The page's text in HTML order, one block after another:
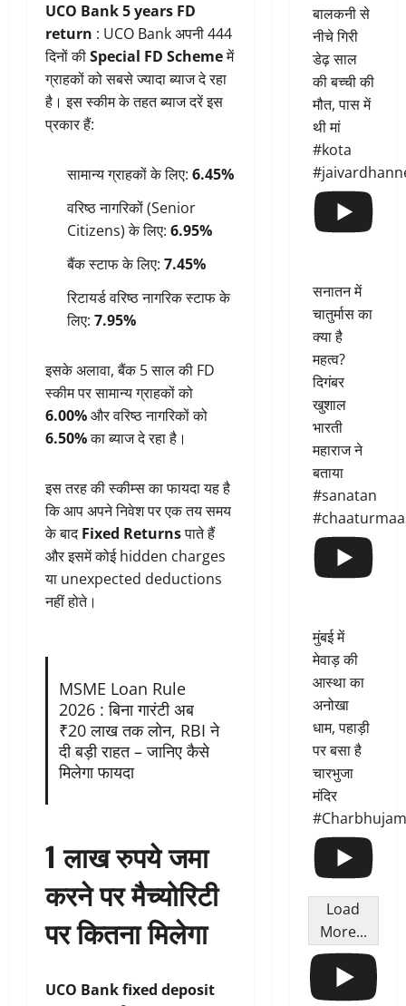
UCO Bank 5 years FD
return : UCO Bank अपनी 444
दिनों कीSpecial FD Schemeमें
ग्राहकों को सबसे ज्यादा ब्याज दे रहा
है। इस स्कीम के तहत ब्याज दरें इस
प्रकार हैं:
सामान्य ग्राहकों के लिए: 6.45%
वरिष्ठ नागरिकों (Senior
Citizens) के लिए: 6.95%
बैंक स्टाफ के लिए: 7.45%
रिटायर्ड वरिष्ठ नागरिक स्टाफ के
लिए: 7.95%
इसके अलावा, बैंक 5 साल की FD
स्कीम पर सामान्य ग्राहकों को
6.00%और वरिष्ठ नागरिकों को
6.50%का ब्याज दे रहा है।
इस तरह की स्कीम्स का फायदा यह है
कि आप अपने निवेश पर एक तय समय
के बादFixed Returnsपाते हैं
और इसमें कोई hidden charges
या unexpected deductions
नहीं होते।
MSME Loan Rule
2026 : बिना गारंटी अब
₹20 लाख तक लोन, RBI ने
दी बड़ी राहत – जानिए कैसे
मिलेगा फायदा
1 लाख रुपये जमा
करने पर मैच्योरिटी
पर कितना मिलेगा
UCO Bank fixed deposit
बालकनी से
नीचे गिरी
डेढ़ साल
की बच्ची की
मौत, पास में
थी मां
#kota
सनातन में
चातुर्मास का
क्या है
महत्व?
दिगंबर
खुशाल
भारती
महाराज ने
बताया
#sanatan
मुंबई में
मेवाड़ की
आस्था का
अनोखा
धाम, पहाड़ी
पर बसा है
चारभुजा
मंदिर
Load
More...